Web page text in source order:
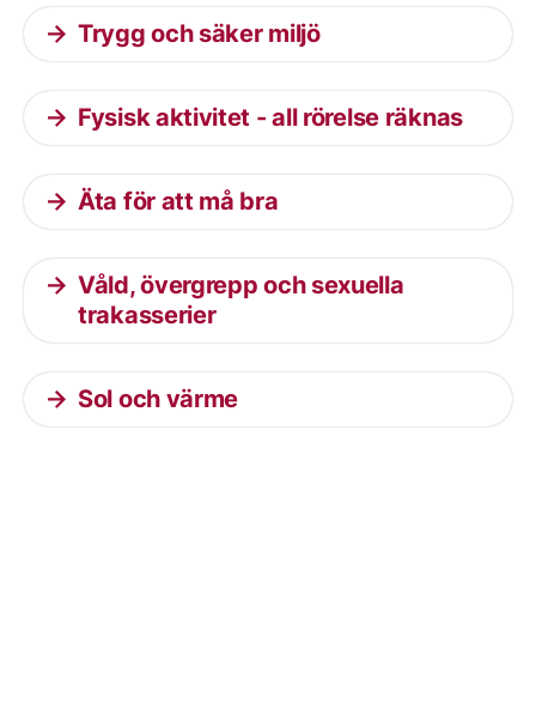
Trygg och säker miljö
Fysisk aktivitet - all rörelse räknas
Äta för att må bra
Våld, övergrepp och sexuella
trakasserier
Sol och värme